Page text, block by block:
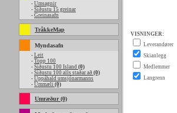
- Umsagnir
- Síðustu 15 greinar
- Greinasafn
TråkkeMap
Myndasafn
- Leit
- Topp 100
- Síðustu 100 Island (0)
- Síðustu 100 alls staðar að (0)
- Uppáhald umsjónarmanns
- Ummæli (0)
Umræður (0)